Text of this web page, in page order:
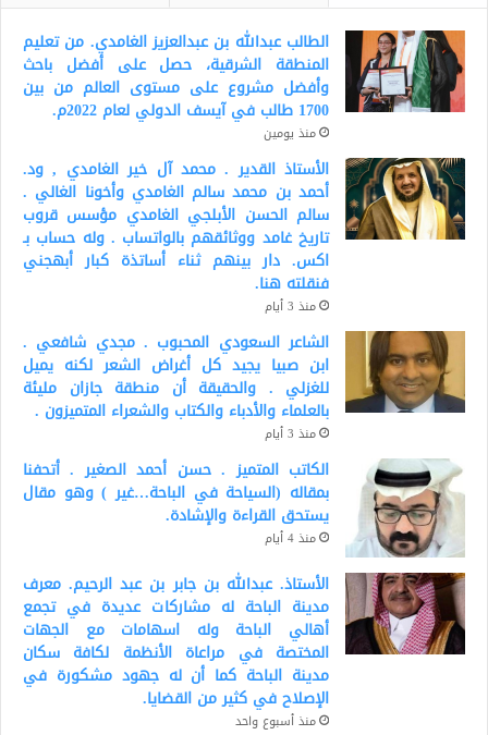
الطالب عبدالله بن عبدالعزيز الغامدي. من تعليم
المنطقة الشرقية، حصل على أفضل باحث
وأفضل مشروع على مستوى العالم من بين
1700 طالب في آيسف الدولي لعام 2022م.
منذ يومين
الأستاذ القدير . محمد آل خير الغامدي , ود.
أحمد بن محمد سالم الغامدي وأخونا الغالي .
سالم الحسن الأبلجي الغامدي مؤسس قروب
تاريخ غامد ووثائقهم بالواتساب . وله حساب بـ
اكس. دار بينهم ثناء أساتذة كبار أبهجني
فنقلته هنا.
منذ 3 أيام
الشاعر السعودي المحبوب . مجدي شافعي .
ابن صبيا يجيد كل أغراض الشعر لكنه يميل
للغزلي . والحقيقة أن منطقة جازان مليئة
بالعلماء والأدباء والكتاب والشعراء المتميزون .
منذ 3 أيام
الكاتب المتميز . حسن أحمد الصغير . أتحفنا
بمقاله (السياحة في الباحة…غير ) وهو مقال
يستحق القراءة والإشادة.
منذ 4 أيام
الأستاذ. عبدالله بن جابر بن عبد الرحيم. معرف
مدينة الباحة له مشاركات عديدة في تجمع
أهالي الباحة وله اسهامات مع الجهات
المختصة في مراعاة الأنظمة لكافة سكان
مدينة الباحة كما أن له جهود مشكورة في
الإصلاح في كثير من القضايا.
منذ أسبوع واحد